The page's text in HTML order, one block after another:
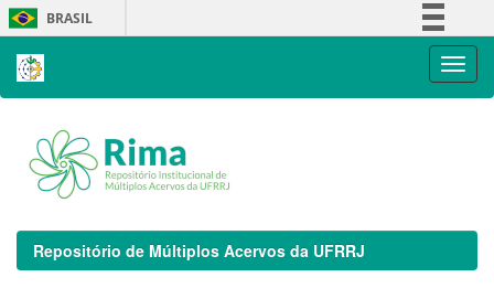
Skip
navigation
BRASIL
Repositório de Múltiplos Acervos da UFRRJ